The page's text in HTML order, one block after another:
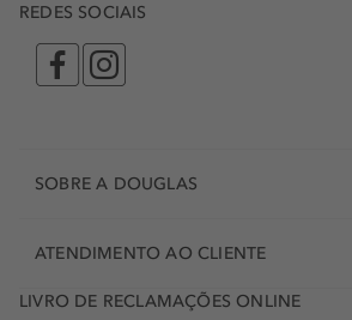
REDES SOCIAIS
SOBRE A DOUGLAS
ATENDIMENTO AO CLIENTE
LIVRO DE RECLAMAÇÕES ONLINE